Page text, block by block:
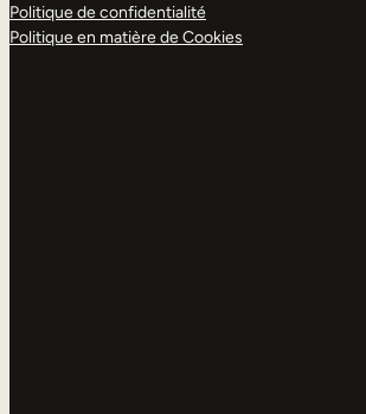
Politique de confidentialité
Politique en matière de Cookies